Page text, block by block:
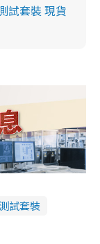
試套裝 現貨
試套裝